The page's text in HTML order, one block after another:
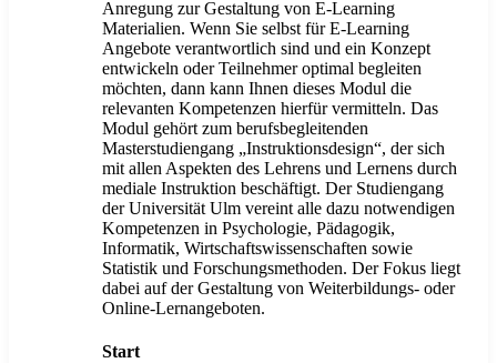
Anregung zur Gestaltung von E-Learning
Materialien. Wenn Sie selbst für E-Learning
Angebote verantwortlich sind und ein Konzept
entwickeln oder Teilnehmer optimal begleiten
möchten, dann kann Ihnen dieses Modul die
relevanten Kompetenzen hierfür vermitteln. Das
Modul gehört zum berufsbegleitenden
Masterstudiengang „Instruktionsdesign“, der sich
mit allen Aspekten des Lehrens und Lernens durch
mediale Instruktion beschäftigt. Der Studiengang
der Universität Ulm vereint alle dazu notwendigen
Kompetenzen in Psychologie, Pädagogik,
Informatik, Wirtschaftswissenschaften sowie
Statistik und Forschungsmethoden. Der Fokus liegt
dabei auf der Gestaltung von Weiterbildungs- oder
Online-Lernangeboten.
Start